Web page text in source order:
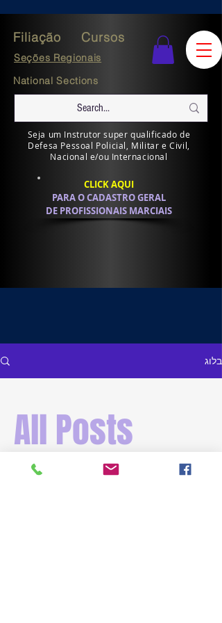
Filiação Cursos
Seções Regionais
National Sections
Seja um Instrutor super qualificado de
Defesa Pessoal Policial, Militar e Civil,
Nacional e/ou Internacional
CLICK AQUI
PARA O CADASTRO GERAL
DE PROFISSIONAIS MARCIAIS
בלוג
All Posts